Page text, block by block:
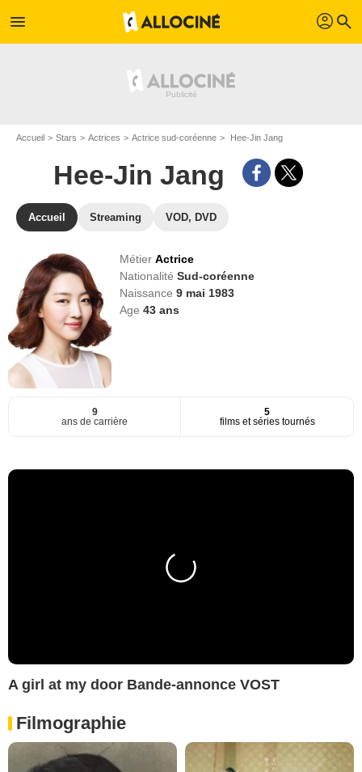
menu profil search
Accueil Stars Actrices Actrice sud-coréenne Hee-Jin Jang
Hee-Jin Jang
Accueil Streaming VOD, DVD
MétierActrice
NationalitéSud-coréenne
Naissance9 mai 1983
Age43 ans
9
ans de carrière
5
films et séries tournés
A girl at my door Bande-annonce VOST
Filmographie